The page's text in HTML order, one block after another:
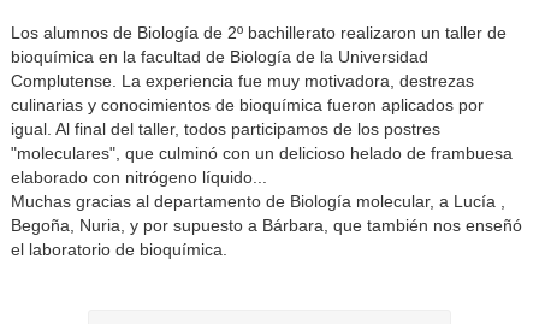
Los alumnos de Biología de 2º bachillerato realizaron un taller de
bioquímica en la facultad de Biología de la Universidad
Complutense. La experiencia fue muy motivadora, destrezas
culinarias y conocimientos de bioquímica fueron aplicados por
igual. Al final del taller, todos participamos de los postres
"moleculares", que culminó con un delicioso helado de frambuesa
elaborado con nitrógeno líquido...
Muchas gracias al departamento de Biología molecular, a Lucía ,
Begoña, Nuria, y por supuesto a Bárbara, que también nos enseñó
el laboratorio de bioquímica.